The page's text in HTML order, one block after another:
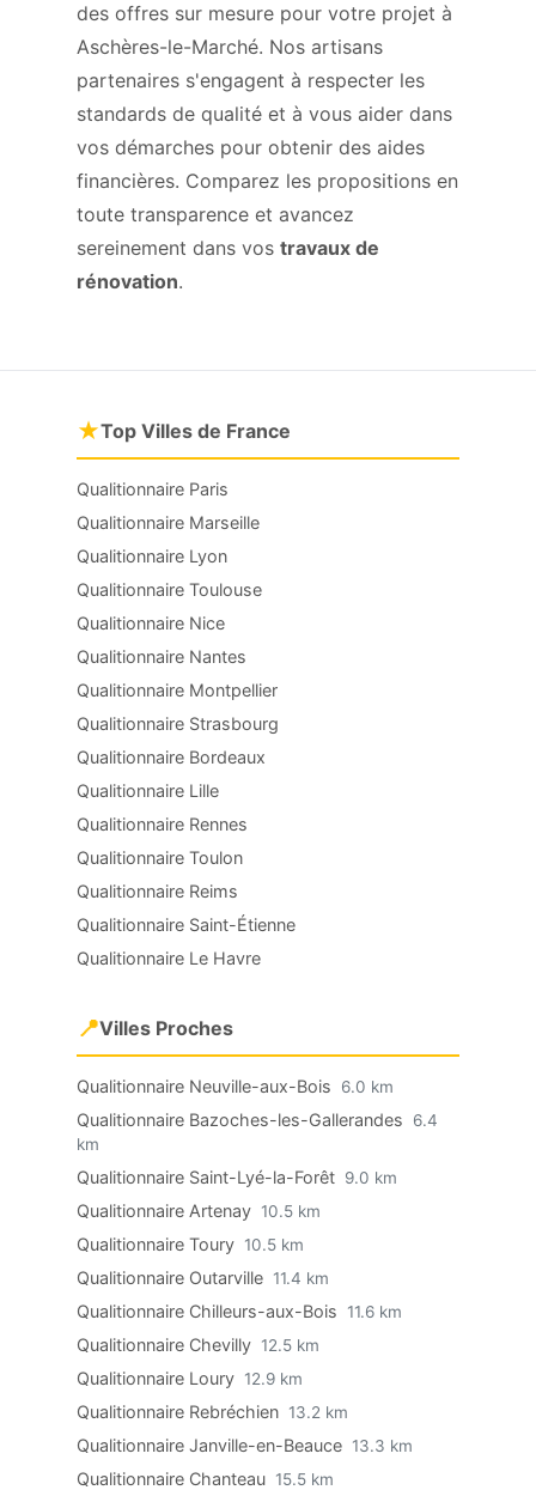
des offres sur mesure pour votre projet à
Aschères-le-Marché. Nos artisans
partenaires s'engagent à respecter les
standards de qualité et à vous aider dans
vos démarches pour obtenir des aides
financières. Comparez les propositions en
toute transparence et avancez
sereinement dans vos travaux de
rénovation.
★Top Villes de France
Qualitionnaire Paris
Qualitionnaire Marseille
Qualitionnaire Lyon
Qualitionnaire Toulouse
Qualitionnaire Nice
Qualitionnaire Nantes
Qualitionnaire Montpellier
Qualitionnaire Strasbourg
Qualitionnaire Bordeaux
Qualitionnaire Lille
Qualitionnaire Rennes
Qualitionnaire Toulon
Qualitionnaire Reims
Qualitionnaire Saint-Étienne
Qualitionnaire Le Havre
📍Villes Proches
Qualitionnaire Neuville-aux-Bois 6.0 km
Qualitionnaire Bazoches-les-Gallerandes
6.4
km
Qualitionnaire Saint-Lyé-la-Forêt 9.0 km
Qualitionnaire Artenay 10.5 km
Qualitionnaire Toury 10.5 km
Qualitionnaire Outarville 11.4 km
Qualitionnaire Chilleurs-aux-Bois 11.6 km
Qualitionnaire Chevilly 12.5 km
Qualitionnaire Loury 12.9 km
Qualitionnaire Rebréchien 13.2 km
Qualitionnaire Janville-en-Beauce 13.3 km
Qualitionnaire Chanteau 15.5 km